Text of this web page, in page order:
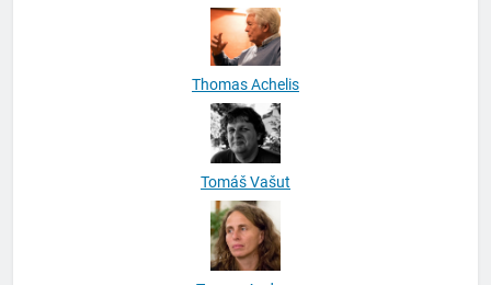
Thomas Achelis
Tomáš Vašut
Tompa Andrea